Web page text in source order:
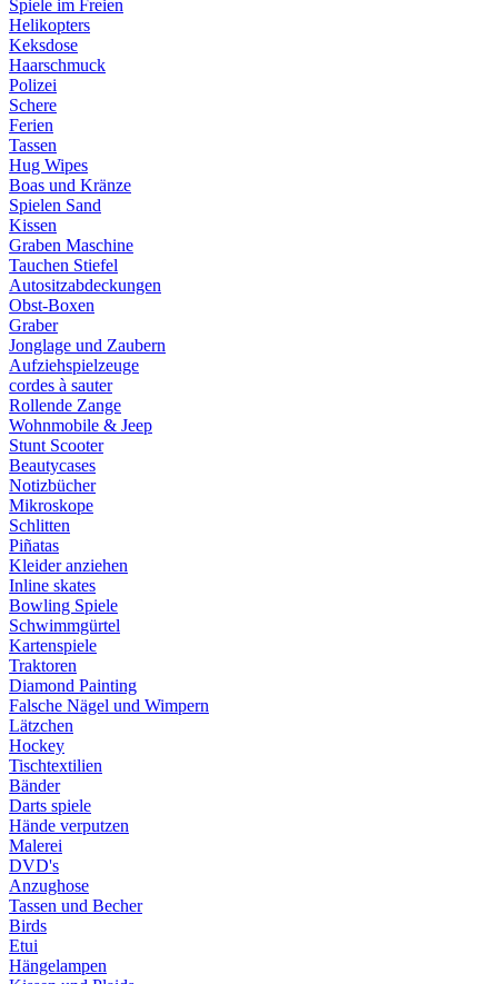
Spiele im Freien
Helikopters
Keksdose
Haarschmuck
Polizei
Schere
Ferien
Tassen
Hug Wipes
Boas und Kränze
Spielen Sand
Kissen
Graben Maschine
Tauchen Stiefel
Autositzabdeckungen
Obst-Boxen
Graber
Jonglage und Zaubern
Aufziehspielzeuge
cordes à sauter
Rollende Zange
Wohnmobile & Jeep
Stunt Scooter
Beautycases
Notizbücher
Mikroskope
Schlitten
Piñatas
Kleider anziehen
Inline skates
Bowling Spiele
Schwimmgürtel
Kartenspiele
Traktoren
Diamond Painting
Falsche Nägel und Wimpern
Lätzchen
Hockey
Tischtextilien
Bänder
Darts spiele
Hände verputzen
Malerei
DVD's
Anzughose
Tassen und Becher
Birds
Etui
Hängelampen